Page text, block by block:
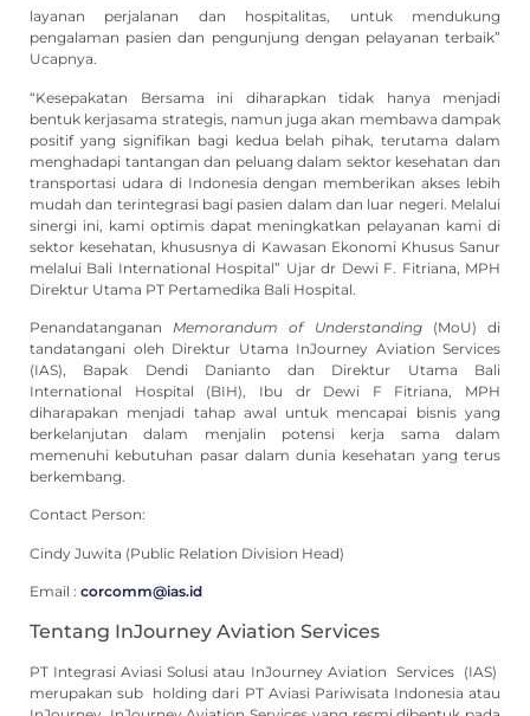
layanan perjalanan dan hospitalitas, untuk mendukung
pengalaman pasien dan pengunjung dengan pelayanan terbaik”
Ucapnya.
“Kesepakatan Bersama ini diharapkan tidak hanya menjadi
bentuk kerjasama strategis, namun juga akan membawa dampak
positif yang signifikan bagi kedua belah pihak, terutama dalam
menghadapi tantangan dan peluang dalam sektor kesehatan dan
transportasi udara di Indonesia dengan memberikan akses lebih
mudah dan terintegrasi bagi pasien dalam dan luar negeri. Melalui
sinergi ini, kami optimis dapat meningkatkan pelayanan kami di
sektor kesehatan, khususnya di Kawasan Ekonomi Khusus Sanur
melalui Bali International Hospital” Ujar dr Dewi F. Fitriana, MPH
Direktur Utama PT Pertamedika Bali Hospital.
Penandatanganan Memorandum of Understanding (MoU) di
tandatangani oleh Direktur Utama InJourney Aviation Services
(IAS), Bapak Dendi Danianto dan Direktur Utama Bali
International Hospital (BIH), Ibu dr Dewi F Fitriana, MPH
diharapakan menjadi tahap awal untuk mencapai bisnis yang
berkelanjutan dalam menjalin potensi kerja sama dalam
memenuhi kebutuhan pasar dalam dunia kesehatan yang terus
berkembang.
Contact Person:
Cindy Juwita (Public Relation Division Head)
Email : corcomm@ias.id
Tentang InJourney Aviation Services
PT Integrasi Aviasi Solusi atau InJourney Aviation Services (IAS)
merupakan sub holding dari PT Aviasi Pariwisata Indonesia atau